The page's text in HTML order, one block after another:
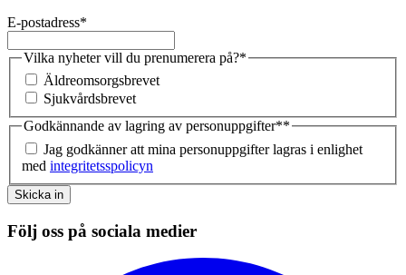
E-postadress*
Vilka nyheter vill du prenumerera på?*
Äldreomsorgsbrevet
Sjukvårdsbrevet
Godkännande av lagring av personuppgifter**
Jag godkänner att mina personuppgifter lagras i enlighet
med integritetsspolicyn
Skicka in
Följ oss på sociala medier